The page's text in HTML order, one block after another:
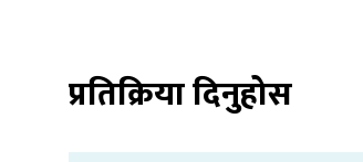
प्रतिक्रिया दिनुहोस